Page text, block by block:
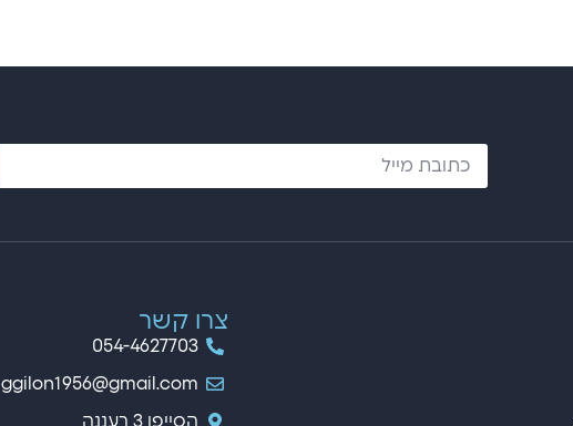
צרו קשר
054-4627703
ggilon1956@gmail.com
הסייפן 3 רעננה